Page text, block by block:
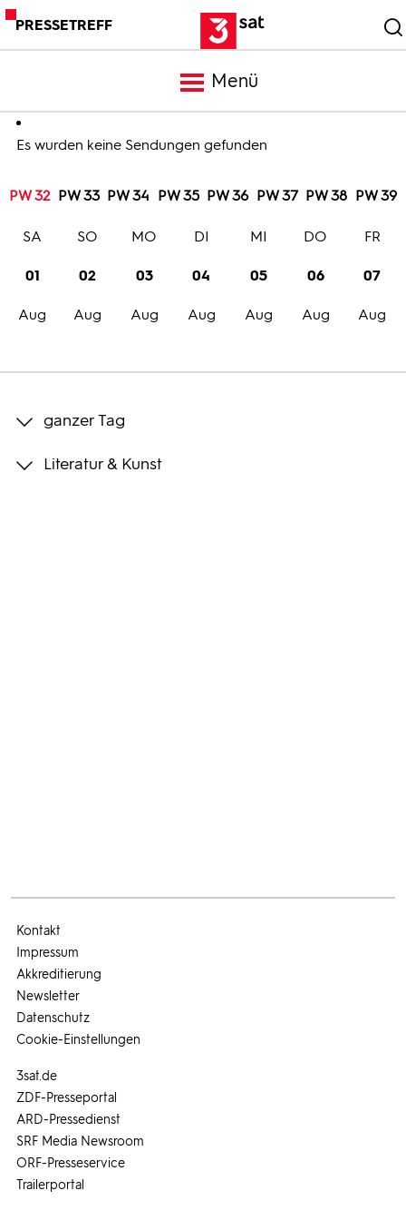
PRESSETREFF
Menü
Meldungen
Programm
Trailer
Bilder
Es wurden keine Sendungen gefunden
PW 32 PW 33 PW 34 PW 35 PW 36 PW 37 PW 38 PW 39
01
Aug
SA
02
Aug
SO
03
Aug
MO
04
Aug
DI
05
Aug
MI
06
Aug
DO
07
Aug
FR
ganzer Tag
Literatur & Kunst
3sat.de
ZDF-Presseportal
ARD-Pressedienst
SRF Media Newsroom
ORF-Presseservice
Trailerportal
Kontakt
Impressum
Akkreditierung
Newsletter
Datenschutz
Cookie-Einstellungen